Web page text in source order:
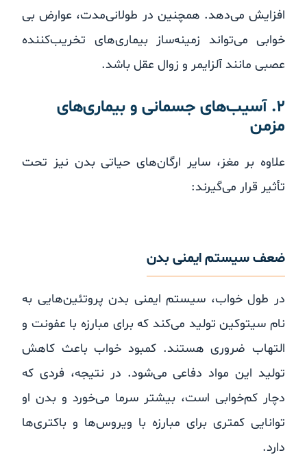
افزایش می‌دهد. همچنین در طولانی‌مدت، عوارض بی
خوابی می‌تواند زمینه‌ساز بیماری‌های تخریب‌کننده
عصبی مانند آلزایمر و زوال عقل باشد.
۲. آسیب‌های جسمانی و بیماری‌های
مزمن
علاوه بر مغز، سایر ارگان‌های حیاتی بدن نیز تحت
تأثیر قرار می‌گیرند:
ضعف سیستم ایمنی بدن
در طول خواب، سیستم ایمنی بدن پروتئین‌هایی به
نام سیتوکین تولید می‌کند که برای مبارزه با عفونت و
التهاب ضروری هستند. کمبود خواب باعث کاهش
تولید این مواد دفاعی می‌شود. در نتیجه، فردی که
دچار کم‌خوابی است، بیشتر سرما می‌خورد و بدن او
توانایی کمتری برای مبارزه با ویروس‌ها و باکتری‌ها
دارد.